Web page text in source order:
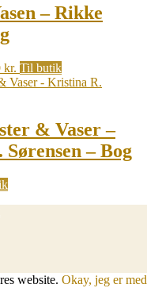
– Rikke
kr. Current
price
Til butik
& Vaser –
– Bog
website. Okay, jeg er med